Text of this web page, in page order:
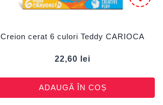
Creion cerat 6 culori Teddy CARIOCA
22,60 lei
ADAUGĂ ÎN COȘ